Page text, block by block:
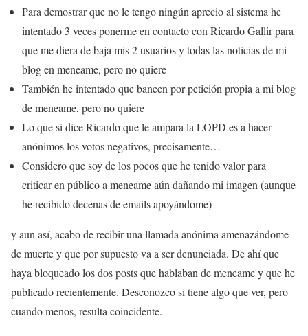
Para demostrar que no le tengo ningún aprecio al sistema he
intentado 3 veces ponerme en contacto con Ricardo Gallir para
que me diera de baja mis 2 usuarios y todas las noticias de mi
blog en meneame, pero no quiere
También he intentado que baneen por petición propia a mi blog
de meneame, pero no quiere
Lo que si dice Ricardo que le ampara la LOPD es a hacer
anónimos los votos negativos, precisamente…
Considero que soy de los pocos que he tenido valor para
criticar en público a meneame aún dañando mi imagen (aunque
he recibido decenas de emails apoyándome)
y aun así, acabo de recibir una llamada anónima amenazándome
de muerte y que por supuesto va a ser denunciada. De ahí que
haya bloqueado los dos posts que hablaban de meneame y que he
publicado recientemente. Desconozco si tiene algo que ver, pero
cuando menos, resulta coincidente.